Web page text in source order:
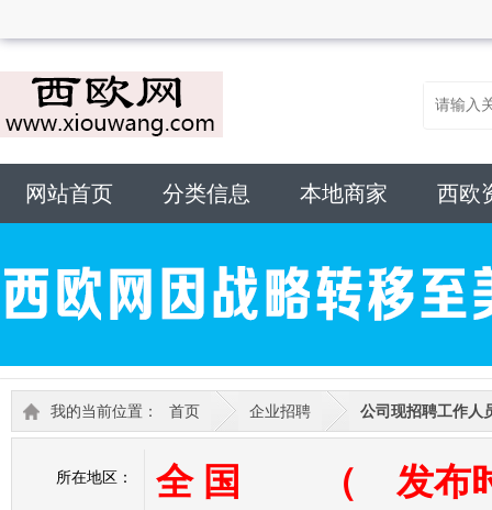
网站首页 分类信息 本地商家 西欧
我的当前位置： 首页 企业招聘 公司现招聘工作人
所在地区： 全 国 （ 发布时